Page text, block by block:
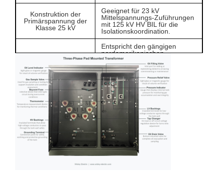
Konstruktion der
Primärspannung der
Klasse 25 kV
Geeignet für 23 kV
Mittelspannungs-Zuführungen
mit 125 kV HV BIL für die
Isolationskoordination.
480Y/277V
Sekundärleistung
Entspricht den gängigen
nordamerikanischen
kommerziellen und leichten
industriellen
Niederspannungsverteilern.
Ausgestoßene
Schaltanlage
Ermöglicht die Anpassung der
Primärspannung, wenn der
Transformator ausgeschaltet
ist.
150 kVA auf einem
Pad montierte
Konfiguration
Bietet eine kompakte Outdoor-
Transformatoroption für
Verteilstellen auf
Standortebene.
Abfluss/Probeventil, das